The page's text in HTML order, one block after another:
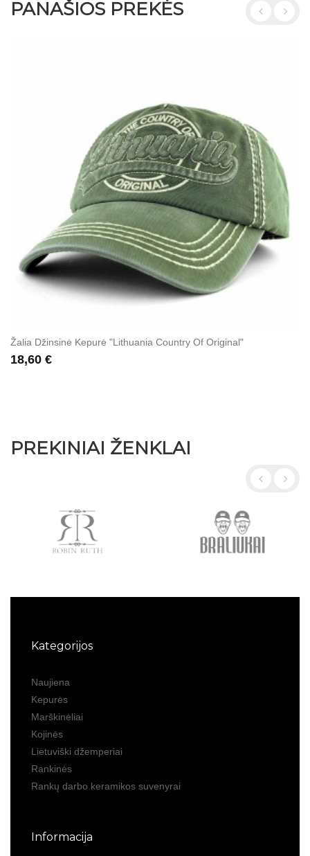
PANAŠIOS PREKĖS
Žalia Džinsinė Kepurė "Lithuania Country Of Original"
18,60 €
PREKINIAI ŽENKLAI
Kategorijos
Naujiena
Kepurės
Marškinėliai
Kojinės
Lietuviški džemperiai
Rankinės
Rankų darbo keramikos suvenyrai
Informacija